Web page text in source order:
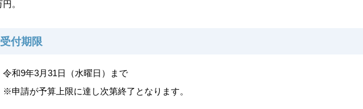
。
受付期限
和9年3月31日（水曜日）まで
申請が予算上限に達し次第終了となります。